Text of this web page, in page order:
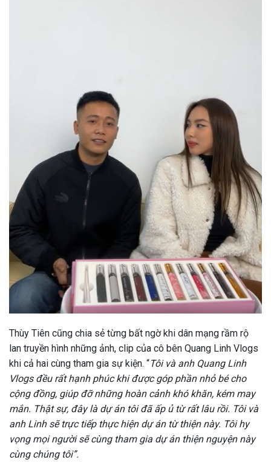
Thùy Tiên cũng chia sẻ từng bất ngờ khi dân mạng rầm rộ
lan truyền hình những ảnh, clip của cô bên Quang Linh Vlogs
khi cả hai cùng tham gia sự kiện. “Tôi và anh Quang Linh
Vlogs đều rất hạnh phúc khi được góp phần nhỏ bé cho
cộng đồng, giúp đỡ những hoàn cảnh khó khăn, kém may
mắn. Thật sự, đây là dự án tôi đã ấp ủ từ rất lâu rồi. Tôi và
anh Linh sẽ trực tiếp thực hiện dự án từ thiện này. Tôi hy
vọng mọi người sẽ cùng tham gia dự án thiện nguyện này
cùng chúng tôi”.